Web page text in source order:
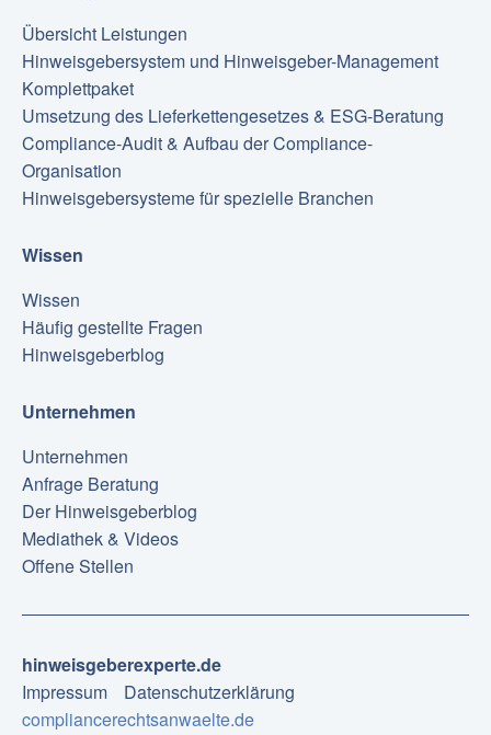
Übersicht Leistungen
Hinweisgebersystem und Hinweisgeber-Management
Komplettpaket
Umsetzung des Lieferkettengesetzes & ESG-Beratung
Compliance-Audit & Aufbau der Compliance-
Organisation
Hinweisgebersysteme für spezielle Branchen
Wissen
Wissen
Häufig gestellte Fragen
Hinweisgeberblog
Unternehmen
Unternehmen
Anfrage Beratung
Der Hinweisgeberblog
Mediathek & Videos
Offene Stellen
hinweisgeberexperte.de
Impressum
Datenschutzerklärung
compliancerechtsanwaelte.de